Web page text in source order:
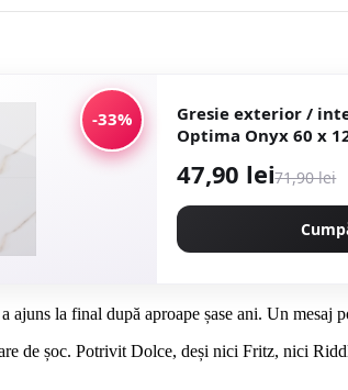
-33%
Gresie exterior /
Optima Onyx 60 x 120 cm lucioasa
47,90 lei71,90 lei
la final după aproape șase ani. Un mesaj
de șoc. Potrivit Dolce, deși nici Fritz, nici